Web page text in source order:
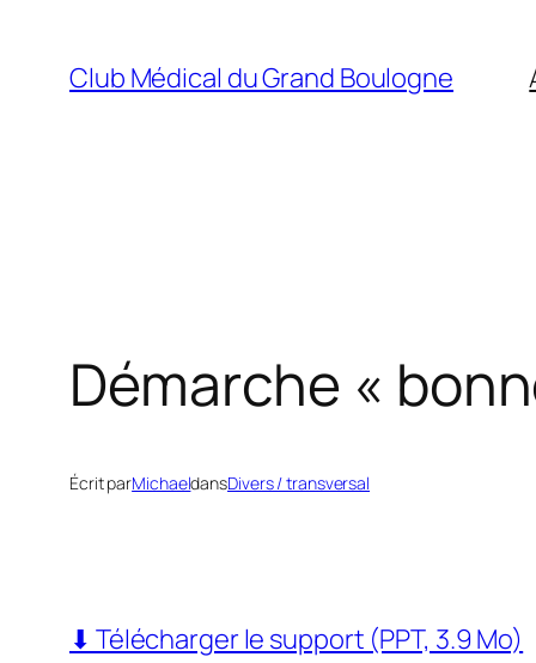
contenu
Club Médical du Grand Boulogne
Démarche «
Écrit parMichaeldansDivers / transversal
⬇ Télécharger le support (PPT, 3.9 Mo)